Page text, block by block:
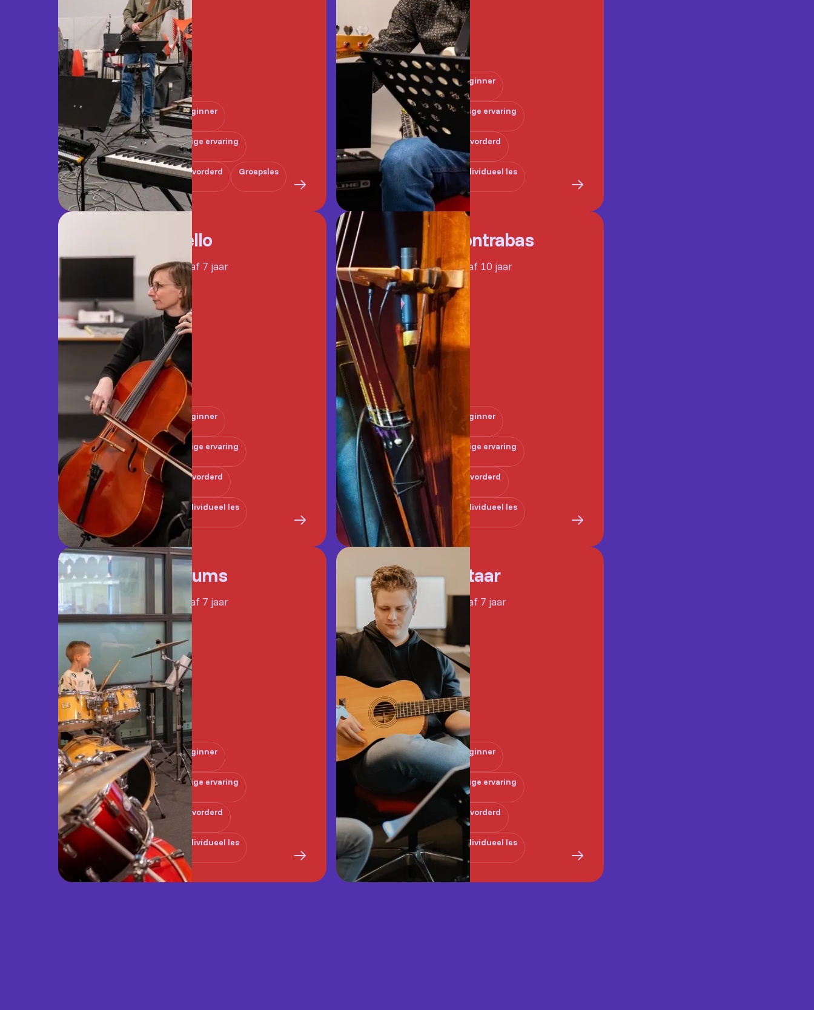
Beginner
Enige ervaring
Gevorderd Groepsles
Beginner
Enige ervaring
Gevorderd
Individueel les
Cello
Vanaf 7 jaar
Beginner
Enige ervaring
Gevorderd
Individueel les
Contrabas
Vanaf 10 jaar
Beginner
Enige ervaring
Gevorderd
Individueel les
Drums
Vanaf 7 jaar
Beginner
Enige ervaring
Gevorderd
Individueel les
Gitaar
Vanaf 7 jaar
Beginner
Enige ervaring
Gevorderd
Individueel les